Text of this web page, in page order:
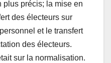
précis; la mise en
des électeurs sur
et le transfert
des électeurs.
sur la normalisation.